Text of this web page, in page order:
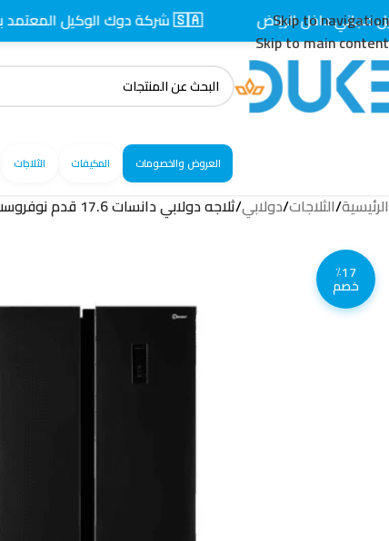
Skip to navigation
Skip to main content
العروض والخصومات المكيفات الثلاجات
الرئيسية/الثلاجات/دولابي/ثلاجه دولابي دانسات 17.6 قدم نوفروست أسود / DAN1760NF
٪17
خصم
الرياض 🇸🇦 شركة دوك الوكيل المعتمد بالسعودية